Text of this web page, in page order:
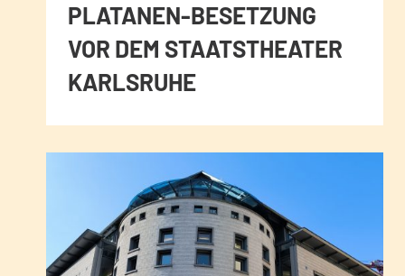
PLATANEN-BESETZUNG
VOR DEM STAATSTHEATER
KARLSRUHE